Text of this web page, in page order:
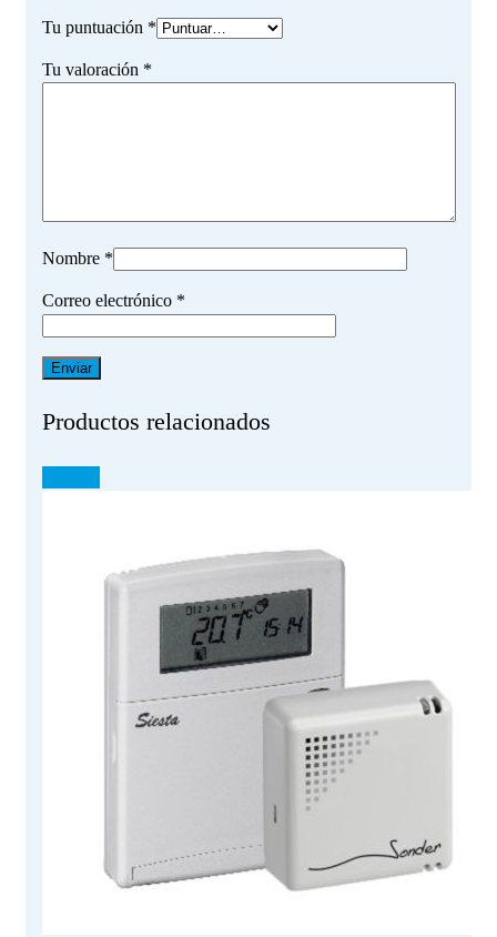
Tu puntuación *
Tu valoración *
Nombre *
Correo electrónico *
Productos relacionados